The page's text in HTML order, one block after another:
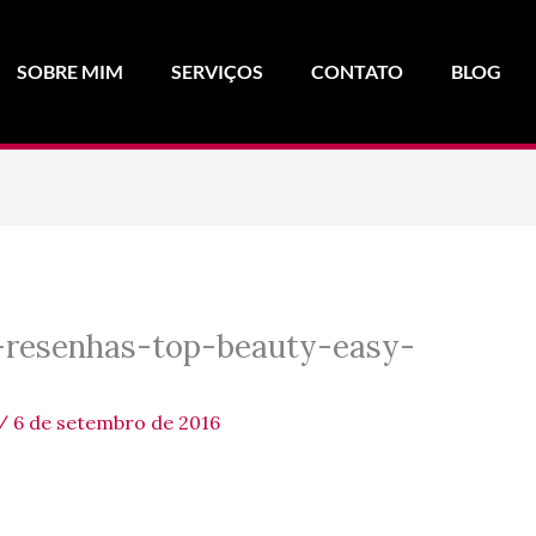
SOBRE MIM SERVIÇOS CONTATO BLOG
top-beauty-easy-
/ 6 de setembro de 2016